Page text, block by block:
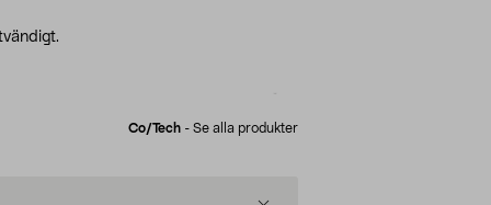
Co/tech - Se alla produkter